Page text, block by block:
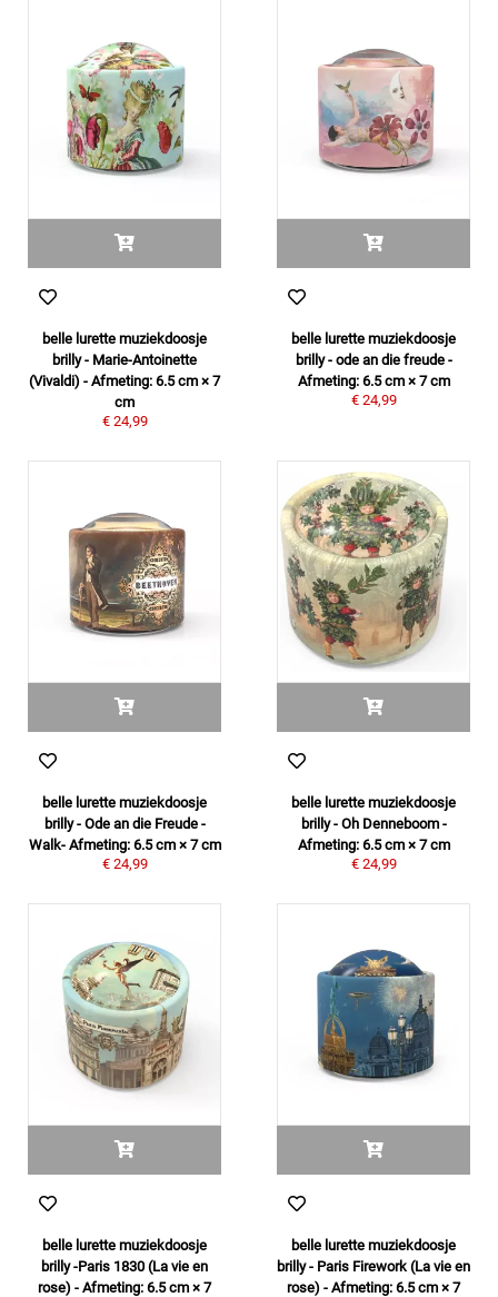
belle lurette muziekdoosje
brilly - Marie-Antoinette
(Vivaldi) - Afmeting: 6.5 cm × 7
cm
€ 24,99
belle lurette muziekdoosje
brilly - ode an die freude -
Afmeting: 6.5 cm × 7 cm
€ 24,99
belle lurette muziekdoosje
brilly - Ode an die Freude -
Walk- Afmeting: 6.5 cm × 7 cm
€ 24,99
belle lurette muziekdoosje
brilly - Oh Denneboom -
Afmeting: 6.5 cm × 7 cm
€ 24,99
belle lurette muziekdoosje
brilly -Paris 1830 (La vie en
rose) - Afmeting: 6.5 cm × 7
belle lurette muziekdoosje
brilly - Paris Firework (La vie en
rose) - Afmeting: 6.5 cm × 7